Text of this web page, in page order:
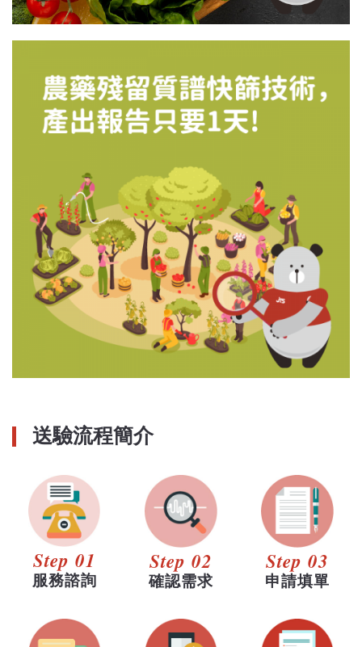
送驗流程簡介
Step 01
服務諮詢
Step 02
確認需求
Step 03
申請填單